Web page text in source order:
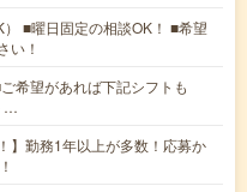
■曜日固定の相談OK！ ■希望
い！
希望があれば下記シフトも
…
】勤務1年以上が多数！応募か